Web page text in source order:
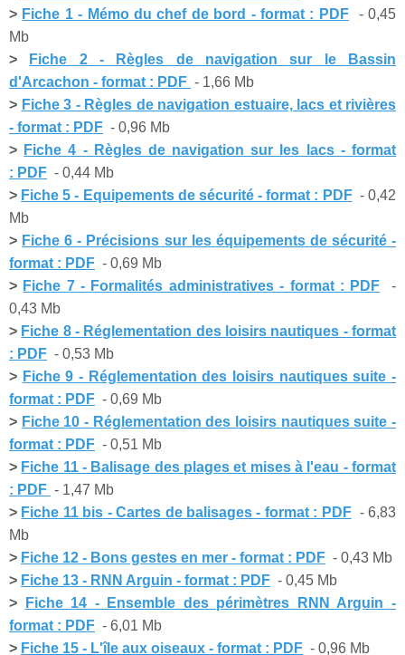
> Fiche 1 - Mémo du chef de bord - format : PDF
- 0,45
Mb
>
Fiche 2 - Règles de navigation sur le Bassin
d'Arcachon - format : PDF - 1,66 Mb
> Fiche 3 - Règles de navigation estuaire, lacs et rivières
- format : PDF - 0,96 Mb
> Fiche 4 - Règles de navigation sur les lacs - format
: PDF - 0,44 Mb
> Fiche 5 - Equipements de sécurité - format : PDF - 0,42
Mb
> Fiche 6 - Précisions sur les équipements de sécurité -
format : PDF - 0,69 Mb
> Fiche 7 - Formalités administratives - format : PDF
-
0,43 Mb
> Fiche 8 - Réglementation des loisirs nautiques - format
: PDF - 0,53 Mb
> Fiche 9 - Réglementation des loisirs nautiques suite -
format : PDF - 0,69 Mb
> Fiche 10 - Réglementation des loisirs nautiques suite -
format : PDF - 0,51 Mb
> Fiche 11 - Balisage des plages et mises à l'eau - format
: PDF - 1,47 Mb
> Fiche 11 bis - Cartes de balisages - format : PDF - 6,83
Mb
> Fiche 12 - Bons gestes en mer - format : PDF - 0,43 Mb
> Fiche 13 - RNN Arguin - format : PDF - 0,45 Mb
>
Fiche 14 - Ensemble des périmètres RNN Arguin -
format : PDF - 6,01 Mb
> Fiche 15 - L'île aux oiseaux - format : PDF - 0,96 Mb